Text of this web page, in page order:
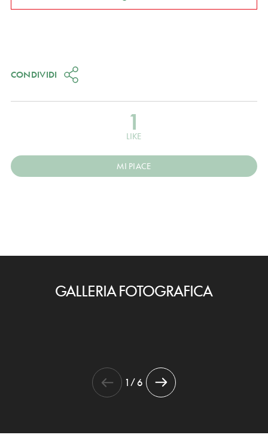
CONDIVIDI
1
LIKE
MI PIACE
GALLERIA FOTOGRAFICA
1 / 6